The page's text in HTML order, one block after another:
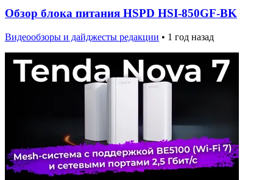
Обзор блока питания HSPD HSI-850GF-BK
Видеообзоры и дайджесты редакции • 1 год назад